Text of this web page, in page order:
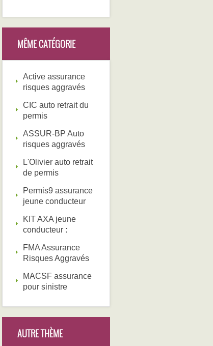
MÊME CATÉGORIE
Active assurance
risques aggravés
CIC auto retrait du
permis
ASSUR-BP Auto
risques aggravés
L'Olivier auto retrait
de permis
Permis9 assurance
jeune conducteur
KIT AXA jeune
conducteur :
FMA Assurance
Risques Aggravés
MACSF assurance
pour sinistre
AUTRE THÈME